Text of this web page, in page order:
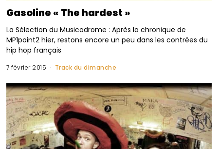
Gasoline « The hardest »
La Sélection du Musicodrome : Après la chronique de
MP1point2 hier, restons encore un peu dans les contrées du
hip hop français
7 février 2015 Track du dimanche